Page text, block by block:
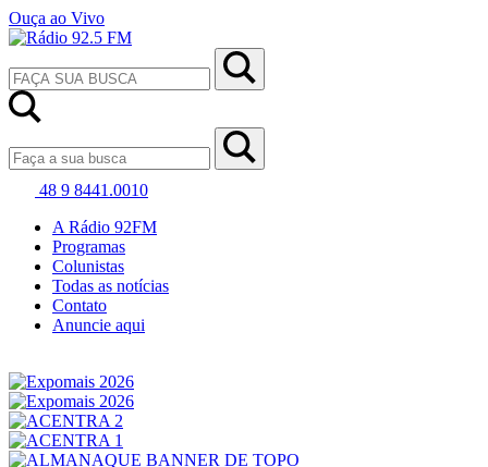
Ouça ao Vivo
48 9 8441.0010
A Rádio 92FM
Programas
Colunistas
Todas as notícias
Contato
Anuncie aqui